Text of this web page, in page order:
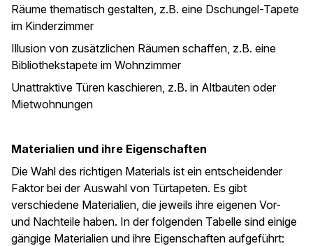
Räume thematisch gestalten, z.B. eine Dschungel-Tapete
im Kinderzimmer
Illusion von zusätzlichen Räumen schaffen, z.B. eine
Bibliothekstapete im Wohnzimmer
Unattraktive Türen kaschieren, z.B. in Altbauten oder
Mietwohnungen
Materialien und ihre Eigenschaften
Die Wahl des richtigen Materials ist ein entscheidender
Faktor bei der Auswahl von Türtapeten. Es gibt
verschiedene Materialien, die jeweils ihre eigenen Vor-
und Nachteile haben. In der folgenden Tabelle sind einige
gängige Materialien und ihre Eigenschaften aufgeführt: